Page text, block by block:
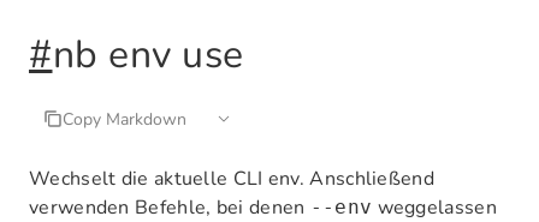
#nb env use
Copy Markdown
Wechselt die aktuelle CLI env. Anschließend
verwenden Befehle, bei denen --env weggelassen